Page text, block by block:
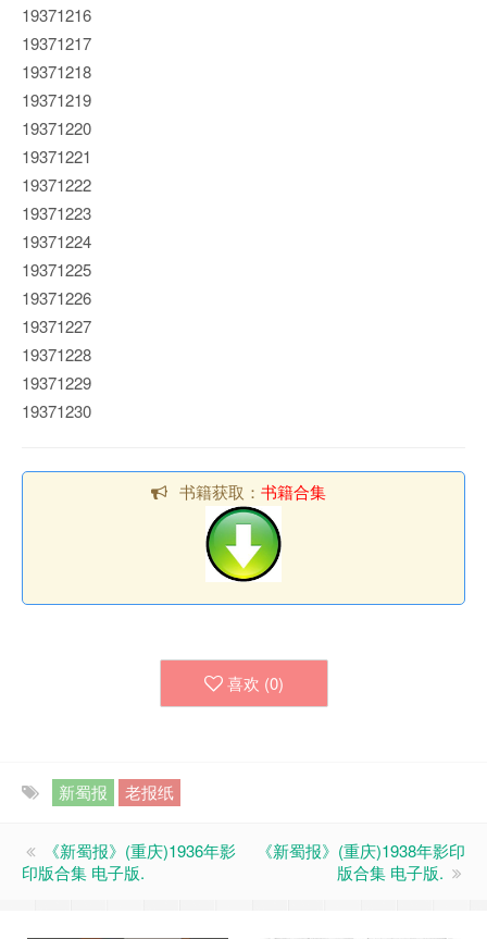
19371216
19371217
19371218
19371219
19371220
19371221
19371222
19371223
19371224
19371225
19371226
19371227
19371228
19371229
19371230
书籍获取： 书籍合集
喜欢 (0)
新蜀报 老报纸
《新蜀报》(重庆)1936年影
印版合集 电子版.
《新蜀报》(重庆)1938年影印
版合集 电子版.